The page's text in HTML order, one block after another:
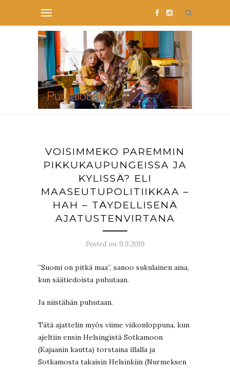
VOISIMMEKO PAREMMIN
PIKKUKAUPUNGEISSA JA
KYLISSÄ? ELI
MAASEUTUPOLITIIKKAA –
HAH – TÄYDELLISENÄ
AJATUSTENVIRTANA
Posted on 9.9.2019
”Suomi on pitkä maa”, sanoo sukulainen aina,
kun säätiedoista puhutaan.
Ja niistähän puhutaan.
Tätä ajattelin myös viime viikonloppuna, kun
ajeltiin ensin Helsingistä Sotkamoon
(Kajaanin kautta) torstaina illalla ja
Sotkamosta takaisin Helsinkiin (Nurmeksen